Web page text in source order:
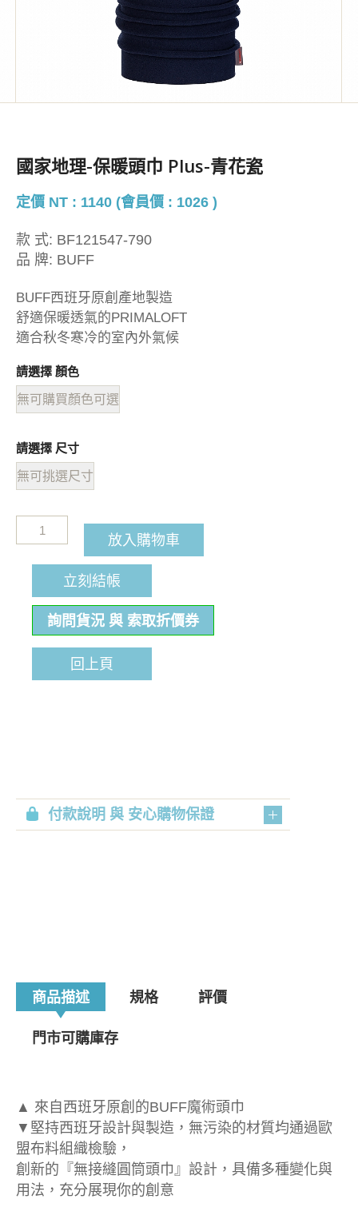
國家地理-保暖頭巾 Plus-青花瓷
定價 NT : 1140 (會員價 : 1026 )
款 式: BF121547-790
品 牌: BUFF
BUFF西班牙原創產地製造
舒適保暖透氣的PRIMALOFT
適合秋冬寒冷的室內外氣候
請選擇 顏色
無可購買顏色可選
請選擇 尺寸
無可挑選尺寸
放入購物車
立刻結帳
詢問貨況 與 索取折價券
回上頁
付款說明 與 安心購物保證
商品描述 規格 評價
門市可購庫存
▲ 來自西班牙原創的BUFF魔術頭巾
▼堅持西班牙設計與製造，無污染的材質均通過歐
盟布料組織檢驗，
創新的『無接縫圓筒頭巾』設計，具備多種變化與
用法，充分展現你的創意